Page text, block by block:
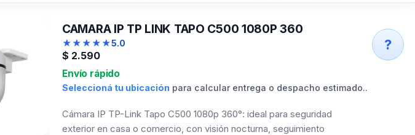
CAMARA IP TP LINK TAPO C500 1080P 360
★★★★★5.0
$ 2.590
Envío rápido
Seleccioná tu ubicación para calcular entrega o despacho estimado..
Cámara IP TP-Link Tapo C500 1080p 360°: ideal para seguridad
exterior en casa o comercio, con visión nocturna, seguimiento
?